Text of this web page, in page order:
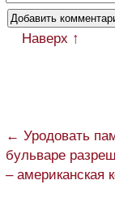
Наверх ↑
← Уродовать
бульваре
– американская